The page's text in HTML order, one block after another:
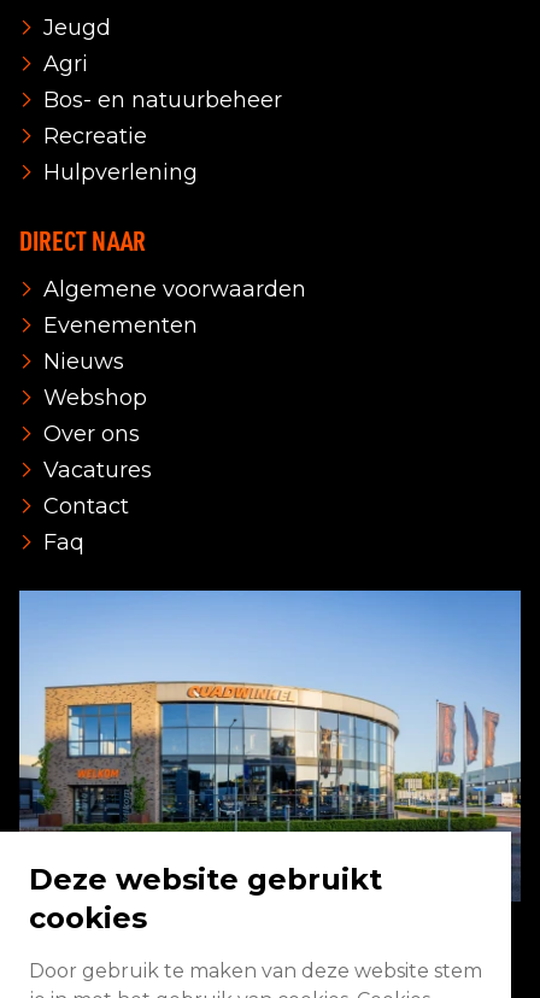
Jeugd
Agri
Bos- en natuurbeheer
Recreatie
Hulpverlening
DIRECT NAAR
Algemene voorwaarden
Evenementen
Nieuws
Webshop
Over ons
Vacatures
Contact
Faq
Energieweg 2 3771 NA Barneveld
Deze website gebruikt
cookies
Door gebruik te maken van deze website stem